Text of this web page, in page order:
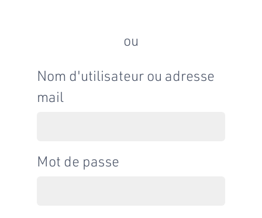
ou
Nom d'utilisateur ou adresse
mail
Mot de passe